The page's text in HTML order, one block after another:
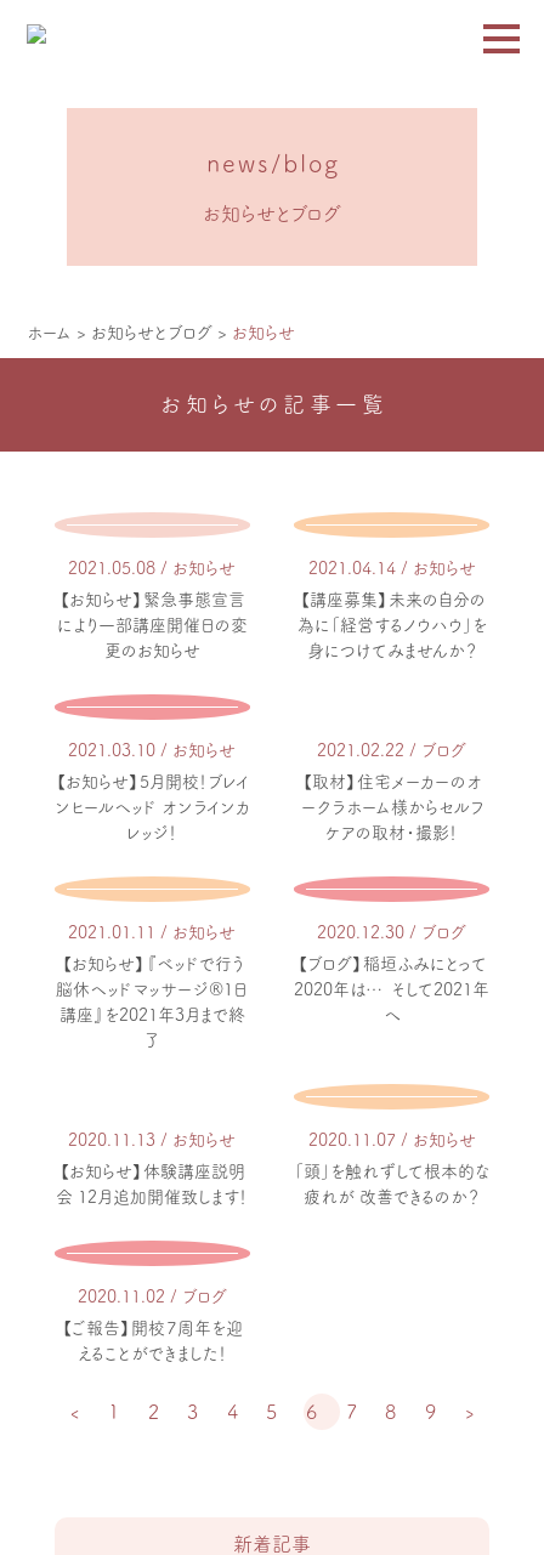
受講日程
BHHTとは
お問い合わせ
お知らせとブログ
卒業生の今
news/blog
お知らせとブログ
ホーム > お知らせとブログ > お知らせ
お知らせの記事一覧
2021.05.08 / お知らせ
【お知らせ】緊急事態宣言
により一部講座開催日の変
更のお知らせ
2021.04.14 / お知らせ
【講座募集】未来の自分の
為に「経営するノウハウ」を
身につけてみませんか？
2021.03.10 / お知らせ
【お知らせ】5月開校！ブレイ
ンヒールヘッド オンラインカ
レッジ！
2021.02.22 / ブログ
【取材】住宅メーカーのオ
ークラホーム様からセルフ
ケアの取材・撮影！
2021.01.11 / お知らせ
【お知らせ】『ベッドで行う
脳休ヘッドマッサージ®1日
講座』を2021年3月まで終
了
2020.12.30 / ブログ
【ブログ】稲垣ふみにとって
2020年は… そして2021年
へ
2020.11.13 / お知らせ
【お知らせ】体験講座説明
会 12月追加開催致します！
2020.11.07 / お知らせ
「頭」を触れずして根本的な
疲れが 改善できるのか？
2020.11.02 / ブログ
【ご報告】開校７周年を迎
えることができました！
‹ 1 2 3 4 5 6 7 8 9 ›
新着記事